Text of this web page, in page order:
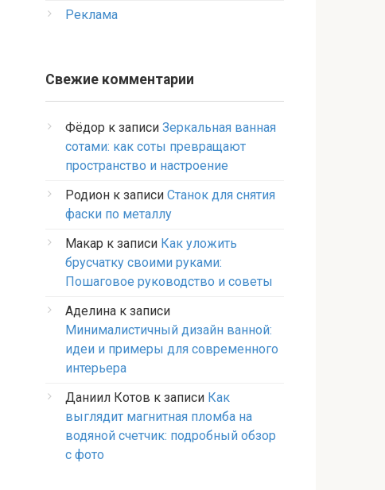
Реклама
Свежие комментарии
Фёдор к записи Зеркальная ванная
сотами: как соты превращают
пространство и настроение
Родион к записи Станок для снятия
фаски по металлу
Макар к записи Как уложить
брусчатку своими руками:
Пошаговое руководство и советы
Аделина к записи
Минималистичный дизайн ванной:
идеи и примеры для современного
интерьера
Даниил Котов к записи Как
выглядит магнитная пломба на
водяной счетчик: подробный обзор
с фото